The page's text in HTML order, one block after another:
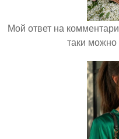
Мой ответ на
таки